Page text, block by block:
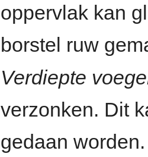
oppervlak kan
borstel ruw
Verdiepte
verzonken. Dit
gedaan worden.